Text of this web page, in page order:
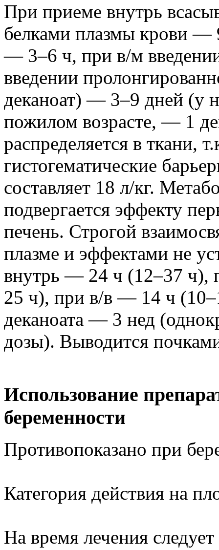
При приеме внутрь
белками плазмы крови —
— 3–6 ч, при в/м
введении
деканоат) — 3–9 дней (у
пожилом возрасте, — 1
распределяется в ткани,
гистогематические
составляет 18 л/кг.
подвергается эффекту
печень. Строгой
плазме и эффектами не
внутрь — 24 ч (12–37 ч),
25 ч), при в/в — 14 ч
деканоата — 3 нед
дозы). Выводится
Использование
беременности
Противопоказано при
Категория действия на
На время лечения